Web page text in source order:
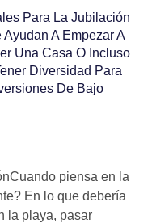
Para La Jubilación
A Empezar A
Una Casa O Incluso
Diversidad Para
De Bajo
Cuando piensa en la
En lo que debería
la playa, pasar